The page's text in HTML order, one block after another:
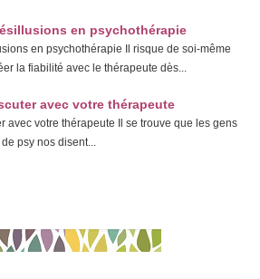
en psychothérapie
en psychothérapie Il risque de soi-même
la fiabilité avec le thérapeute dès...
avec votre thérapeute
avec votre thérapeute Il se trouve que les gens
psy nos disent...